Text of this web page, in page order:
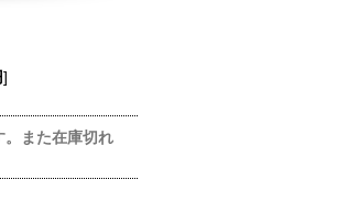
]
。また在庫切れ